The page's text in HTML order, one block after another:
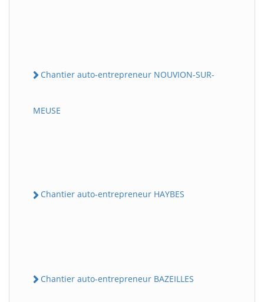
Chantier auto-entrepreneur NOUVION-SUR-
MEUSE
Chantier auto-entrepreneur HAYBES
Chantier auto-entrepreneur BAZEILLES